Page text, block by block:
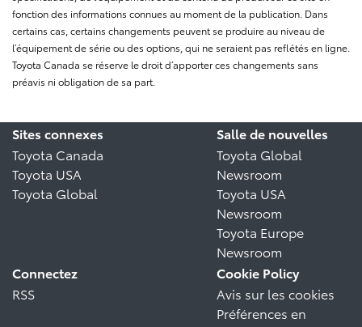
fonction des informations connues au moment de la publication. Dans
certains cas, certains changements peuvent se produire au niveau de
l’équipement de série ou des options, qui ne seraient pas reflétés en ligne.
Toyota Canada se réserve le droit d’apporter ces changements sans
préavis ni obligation de sa part.
Sites connexes
Toyota Canada
Toyota USA
Toyota Global
Salle de nouvelles
Toyota Global
Newsroom
Toyota USA
Newsroom
Toyota Europe
Newsroom
Connectez
RSS
Cookie Policy
Avis sur les cookies
Préférences en